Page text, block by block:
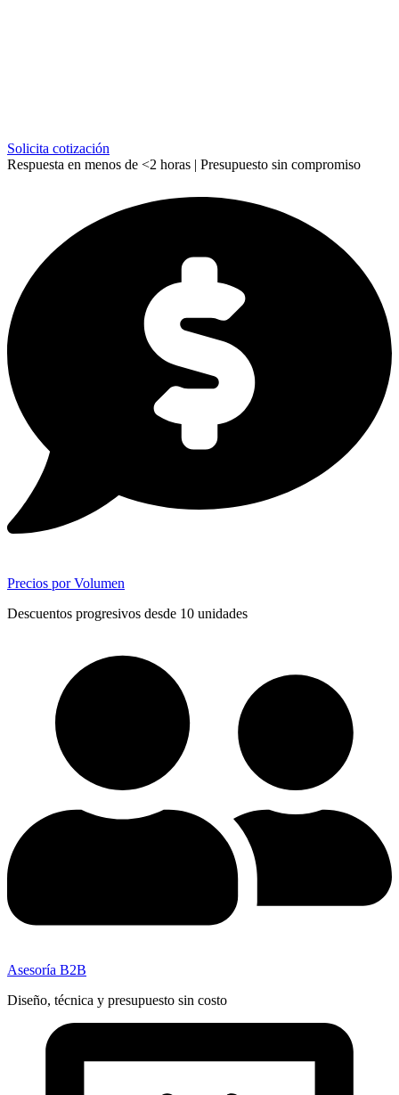
Solicita cotización
Respuesta en menos de <2 horas | Presupuesto sin compromiso
Precios por Volumen
Descuentos progresivos desde 10 unidades
Asesoría B2B
Diseño, técnica y presupuesto sin costo